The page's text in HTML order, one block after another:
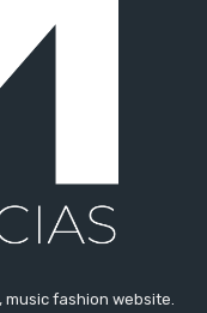
fashion website.